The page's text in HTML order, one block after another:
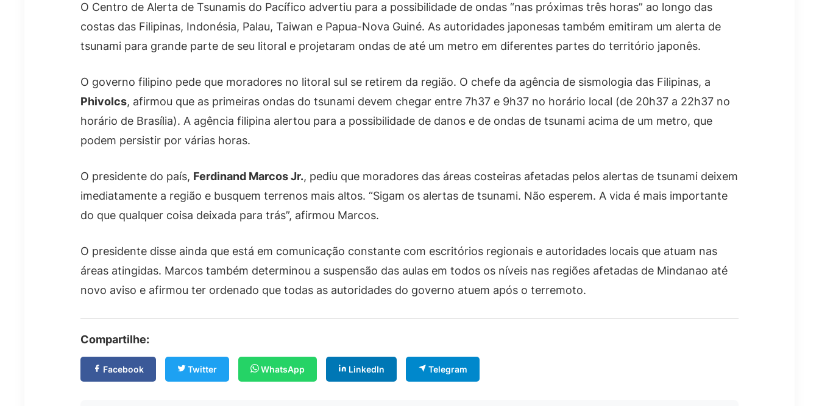
O Centro de Alerta de Tsunamis do Pacífico advertiu para a possibilidade de ondas “nas próximas três horas” ao longo das
costas das Filipinas, Indonésia, Palau, Taiwan e Papua-Nova Guiné. As autoridades japonesas também emitiram um alerta de
tsunami para grande parte de seu litoral e projetaram ondas de até um metro em diferentes partes do território japonês.
O governo filipino pede que moradores no litoral sul se retirem da região. O chefe da agência de sismologia das Filipinas, a
Phivolcs, afirmou que as primeiras ondas do tsunami devem chegar entre 7h37 e 9h37 no horário local (de 20h37 a 22h37 no
horário de Brasília). A agência filipina alertou para a possibilidade de danos e de ondas de tsunami acima de um metro, que
podem persistir por várias horas.
O presidente do país, Ferdinand Marcos Jr., pediu que moradores das áreas costeiras afetadas pelos alertas de tsunami deixem
imediatamente a região e busquem terrenos mais altos. “Sigam os alertas de tsunami. Não esperem. A vida é mais importante
do que qualquer coisa deixada para trás”, afirmou Marcos.
O presidente disse ainda que está em comunicação constante com escritórios regionais e autoridades locais que atuam nas
áreas atingidas. Marcos também determinou a suspensão das aulas em todos os níveis nas regiões afetadas de Mindanao até
novo aviso e afirmou ter ordenado que todas as autoridades do governo atuem após o terremoto.
Compartilhe:
Facebook Twitter WhatsApp LinkedIn Telegram